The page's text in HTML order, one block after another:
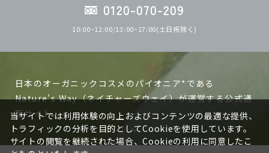
0120-070-209
10:00~12:00/13:00~17:00(土日祝除く)
日本のオーガニックコスメのパイオニア*である
Nature’s Way（ネイチャーズウェイ）が運営する公式通
販サイト。
ネイチャーズウェイの製品は日本で作る、日本人の肌に
当サイトでは利用体験の向上およびコンテンツの最適な提供、
トラフィックの分析を目的としてCookieを使用しています。
サイトの閲覧を継続された場合、Cookieの利用に同意したこ